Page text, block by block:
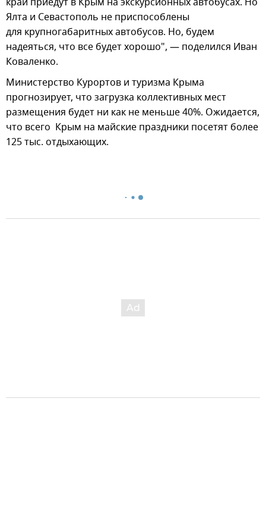
Ялта и Севастополь не приспособлены
для крупногабаритных автобусов. Но, будем
надеяться, что все будет хорошо", — поделился Иван
Коваленко.
Министерство Курортов и туризма Крыма
прогнозирует, что загрузка коллективных мест
размещения будет ни как не меньше 40%. Ожидается,
что всего Крым на майские праздники посетят более
125 тыс. отдыхающих.